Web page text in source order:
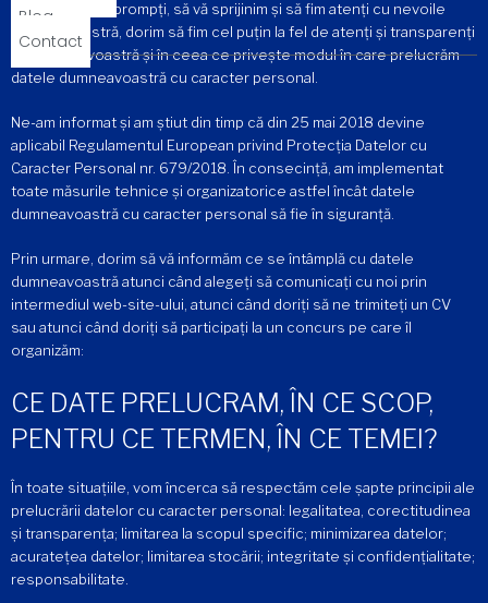
situație, să fim prompți, să vă sprijinim și să fim atenți cu nevoile
dumneavoastră, dorim să fim cel puțin la fel de atenți și transparenți
cu dumneavoastră și în ceea ce privește modul în care prelucrăm
datele dumneavoastră cu caracter personal.
Ne-am informat și am știut din timp că din 25 mai 2018 devine
aplicabil Regulamentul European privind Protecția Datelor cu
Caracter Personal nr. 679/2018. În consecință, am implementat
toate măsurile tehnice și organizatorice astfel încât datele
dumneavoastră cu caracter personal să fie în siguranță.
Prin urmare, dorim să vă informăm ce se întâmplă cu datele
dumneavoastră atunci când alegeți să comunicați cu noi prin
intermediul web-site-ului, atunci când doriți să ne trimiteți un CV
sau atunci când doriți să participați la un concurs pe care îl
organizăm:
CE DATE PRELUCRAM, ÎN CE SCOP,
PENTRU CE TERMEN, ÎN CE TEMEI?
În toate situațiile, vom încerca să respectăm cele șapte principii ale
prelucrării datelor cu caracter personal: legalitatea, corectitudinea
și transparența; limitarea la scopul specific; minimizarea datelor;
acuratețea datelor; limitarea stocării; integritate și confidențialitate;
responsabilitate.
Blog
Contact